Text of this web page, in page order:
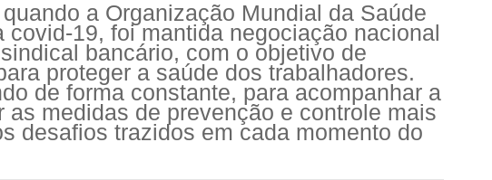
a Organização Mundial da Saúde
19, foi mantida negociação nacional
bancário, com o objetivo de
proteger a saúde dos trabalhadores.
de forma constante, para acompanhar a
medidas de prevenção e controle mais
desafios trazidos em cada momento do